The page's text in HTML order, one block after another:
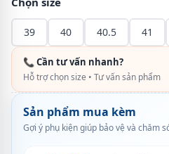
39 40 40.5 41
📞 Cần tư vấn nhanh?
Hỗ trợ chọn size • Tư vấn sản phẩm
Sản phẩm mua kèm
Gợi ý phụ kiện giúp bảo vệ và chăm